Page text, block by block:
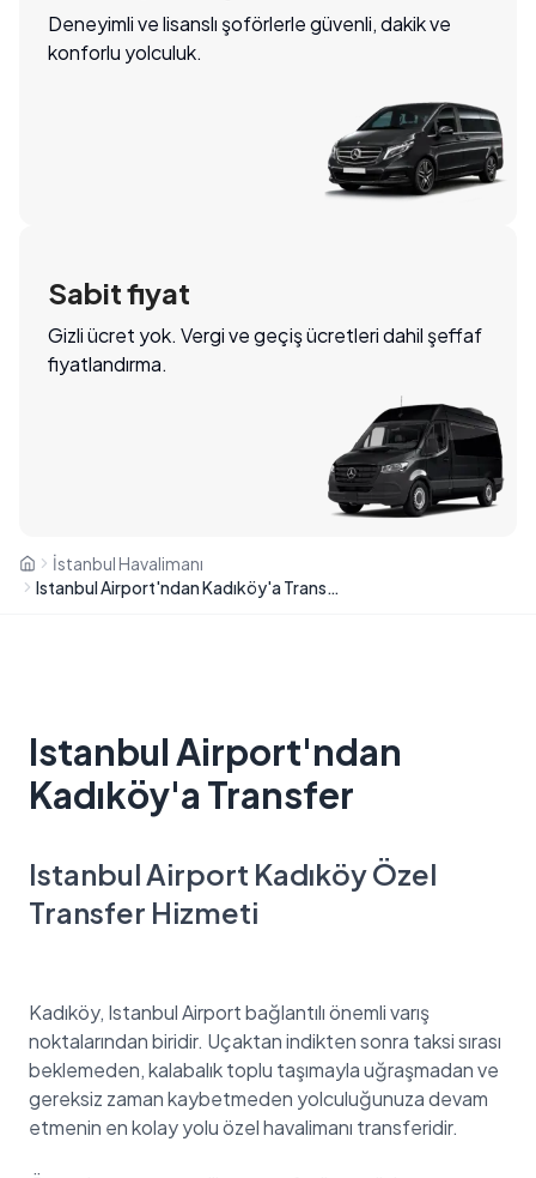
Deneyimli ve lisanslı şoförlerle güvenli, dakik ve
konforlu yolculuk.
Sabit fiyat
Gizli ücret yok. Vergi ve geçiş ücretleri dahil şeffaf
fiyatlandırma.
İstanbul Havalimanı
Istanbul Airport'ndan Kadıköy'a Transfer
Istanbul Airport'ndan
Kadıköy'a Transfer
Istanbul Airport Kadıköy Özel
Transfer Hizmeti
Kadıköy, Istanbul Airport bağlantılı önemli varış
noktalarından biridir. Uçaktan indikten sonra taksi sırası
beklemeden, kalabalık toplu taşımayla uğraşmadan ve
gereksiz zaman kaybetmeden yolculuğunuza devam
etmenin en kolay yolu özel havalimanı transferidir.